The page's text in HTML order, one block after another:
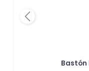
Bastón
Previous